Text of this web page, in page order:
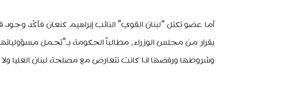
أما عضو تكتل “لبنان القوي” النائب إبراهيم كنعان فأكّد
بقرار من مجلس الوزراء، مطالباً الحكومة بـ”تحمل مسؤولياتها
وشروطها ورفضها اذا كانت تتعارض مع مصلحة لبنان العليا ولا